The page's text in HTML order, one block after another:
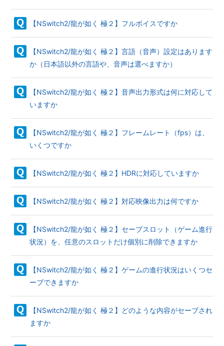
【NSwitch2/龍が如く 極２】フルボイスですか
【NSwitch2/龍が如く 極２】言語（音声）設定はあります
か（日本語以外の言語や、音声は選べますか）
【NSwitch2/龍が如く 極２】音声出力形式は何に対応して
いますか
【NSwitch2/龍が如く 極２】フレームレート（fps）は、
いくつですか
【NSwitch2/龍が如く 極２】HDRに対応していますか
【NSwitch2/龍が如く 極２】対応映像出力は何ですか
【NSwitch2/龍が如く 極２】セーブスロット（ゲーム進行
状況）を、任意のスロットだけ個別に削除できますか
【NSwitch2/龍が如く 極２】ゲームの進行状況はいくつセ
ーブできますか
【NSwitch2/龍が如く 極２】どのような内容がセーブされ
ますか